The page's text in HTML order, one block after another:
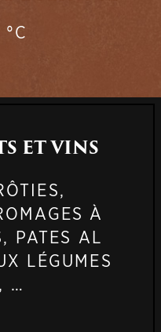
ET VINS
À
PATES AL
LÉGUMES
…